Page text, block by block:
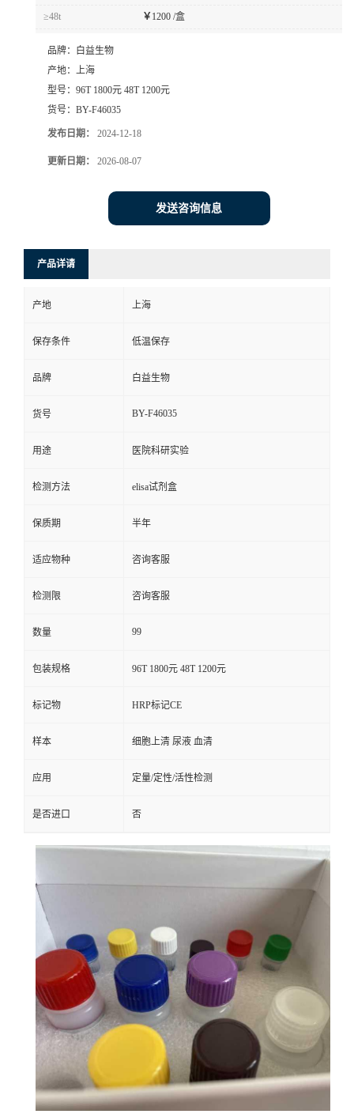
≥48t ￥ 1200 /盒
品牌：
白益生物
产地： 上海
型号： 96T 1800元 48T 1200元
货号： BY-F46035
发布日期： 2024-12-18
更新日期： 2026-08-07
发送咨询信息
产品详请
产地 上海
保存条件 低温保存
品牌 白益生物
货号 BY-F46035
用途 医院科研实验
检测方法 elisa试剂盒
保质期 半年
适应物种 咨询客服
检测限 咨询客服
数量 99
包装规格 96T 1800元 48T 1200元
标记物 HRP标记CE
样本 细胞上清 尿液 血清
应用 定量/定性/活性检测
是否进口 否